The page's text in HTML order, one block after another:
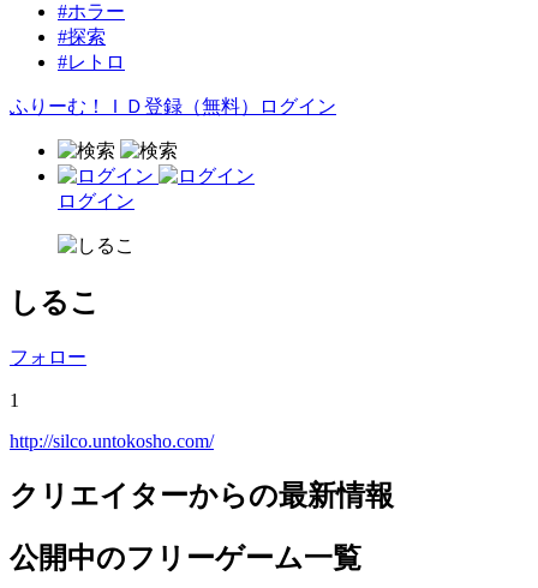
#ホラー
#探索
#レトロ
ふりーむ！ＩＤ登録（無料） ログイン
ログイン
しるこ
フォロー
1
http://silco.untokosho.com/
クリエイターからの最新情報
公開中のフリーゲーム一覧